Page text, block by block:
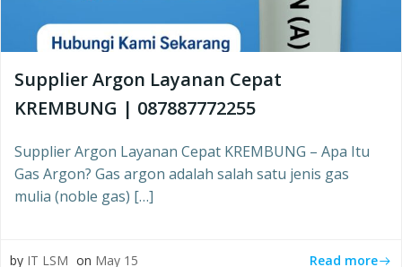
Supplier Argon Layanan Cepat
KREMBUNG | 087887772255
Supplier Argon Layanan Cepat KREMBUNG – Apa Itu
Gas Argon? Gas argon adalah salah satu jenis gas
mulia (noble gas) […]
by IT LSM on May 15 Read more